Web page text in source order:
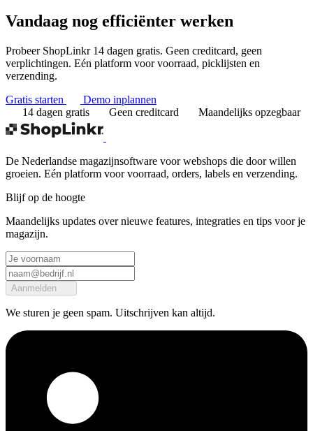
Vandaag nog efficiënter werken
Probeer ShopLinkr 14 dagen gratis. Geen creditcard, geen
verplichtingen. Eén platform voor voorraad, picklijsten en
verzending.
Gratis starten
Demo inplannen
14 dagen gratis
Geen creditcard Maandelijks opzegbaar
De Nederlandse magazijnsoftware voor webshops die door willen
groeien. Eén platform voor voorraad, orders, labels en verzending.
Blijf op de hoogte
Maandelijks updates over nieuwe features, integraties en tips voor je
magazijn.
Aanmelden
We sturen je geen spam. Uitschrijven kan altijd.